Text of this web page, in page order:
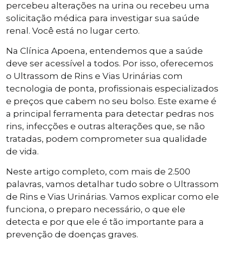
percebeu alterações na urina ou recebeu uma
solicitação médica para investigar sua saúde
renal. Você está no lugar certo.
Na Clínica Apoena, entendemos que a saúde
deve ser acessível a todos. Por isso, oferecemos
o Ultrassom de Rins e Vias Urinárias com
tecnologia de ponta, profissionais especializados
e preços que cabem no seu bolso. Este exame é
a principal ferramenta para detectar pedras nos
rins, infecções e outras alterações que, se não
tratadas, podem comprometer sua qualidade
de vida.
Neste artigo completo, com mais de 2.500
palavras, vamos detalhar tudo sobre o Ultrassom
de Rins e Vias Urinárias. Vamos explicar como ele
funciona, o preparo necessário, o que ele
detecta e por que ele é tão importante para a
prevenção de doenças graves.